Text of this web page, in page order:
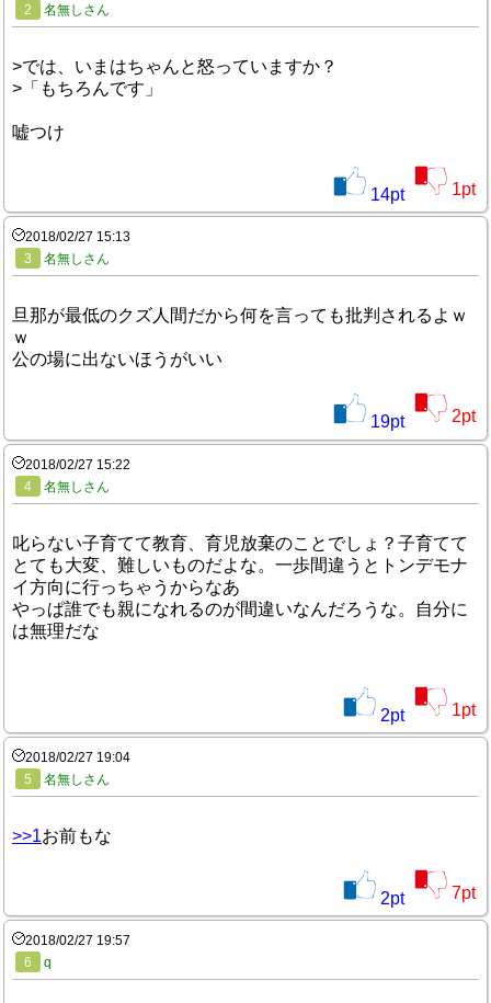
2
名無しさん
>では、いまはちゃんと怒っていますか？
>「もちろんです」
嘘つけ
14pt 1pt
2018/02/27 15:13
3
名無しさん
旦那が最低のクズ人間だから何を言っても批判されるよｗ
ｗ
公の場に出ないほうがいい
19pt 2pt
2018/02/27 15:22
4
名無しさん
叱らない子育てて教育、育児放棄のことでしょ？子育てて
とても大変、難しいものだよな。一歩間違うとトンデモナ
イ方向に行っちゃうからなあ
やっぱ誰でも親になれるのが間違いなんだろうな。自分に
は無理だな
2pt 1pt
2018/02/27 19:04
5
名無しさん
>>1お前もな
2pt 7pt
2018/02/27 19:57
6
q